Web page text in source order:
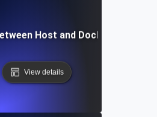
Host and Docker
View details